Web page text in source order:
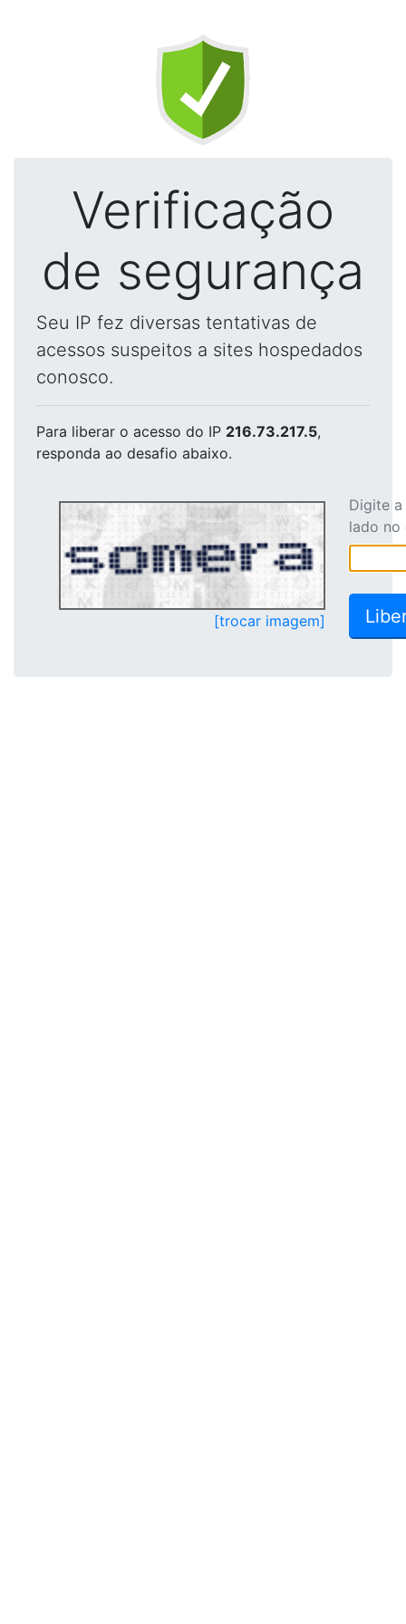
Verificação
de segurança
Seu IP fez diversas tentativas de
acessos suspeitos a sites hospedados
conosco.
Para liberar o acesso do IP 216.73.217.5,
responda ao desafio abaixo.
[trocar imagem]
Digite
lado no